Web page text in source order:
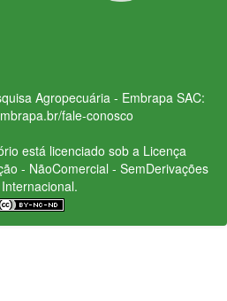
Agropecuária - Embrapa SAC:
fale-conosco
está licenciado sob a Licença
- NãoComercial - SemDerivações